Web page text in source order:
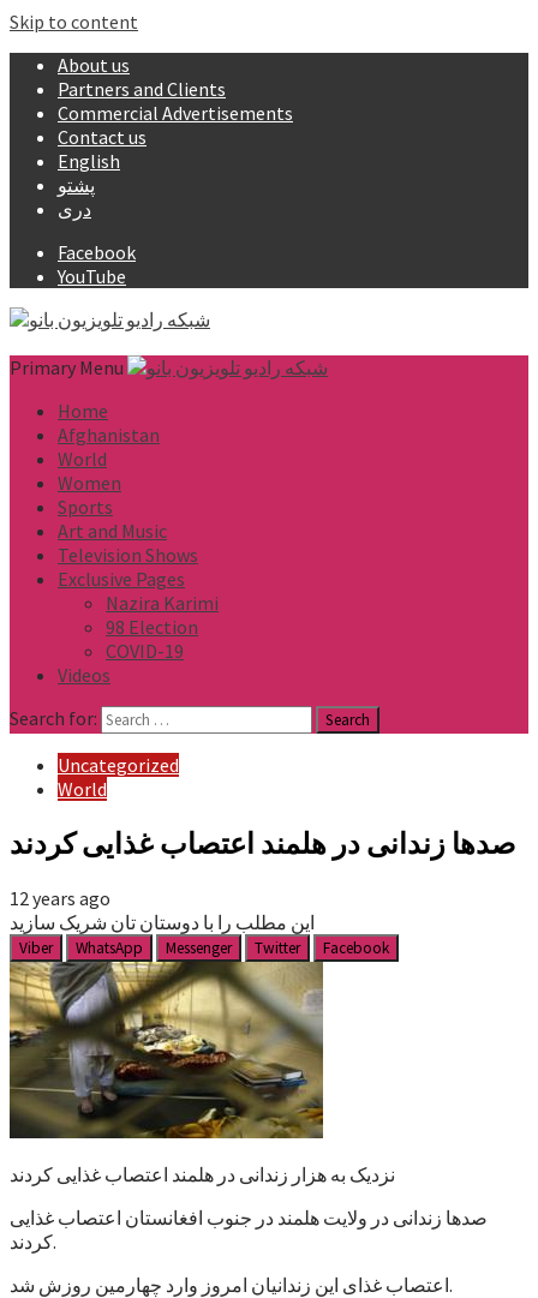
Skip to content
About us
Partners and Clients
Commercial Advertisements
Contact us
English
پشتو
دری
Facebook
YouTube
Primary Menu
Home
Afghanistan
World
Women
Sports
Art and Music
Television Shows
Exclusive Pages
Nazira Karimi
98 Election
COVID-19
Videos
Search for:
Uncategorized
World
صدها زندانی در هلمند اعتصاب غذایی کردند
12 years ago
این مطلب را با دوستان تان شریک سازید
Viber WhatsApp Messenger Twitter Facebook
نزدیک به هزار زندانی در هلمند اعتصاب غذایی کردند
صدها زندانی در ولایت هلمند در جنوب افغانستان اعتصاب غذایی
کردند.
اعتصاب غذای این زندانیان امروز وارد چهارمین روزش شد.